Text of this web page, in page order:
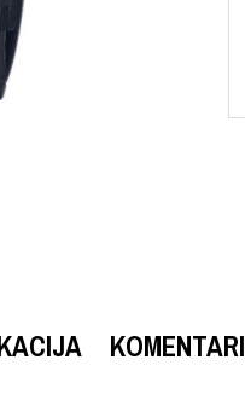
KOMENTARI